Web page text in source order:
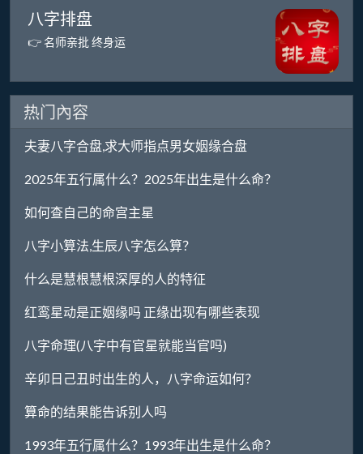
八字排盘
👉 名师亲批 终身运
热门內容
夫妻八字合盘,求大师指点男女姻缘合盘
2025年五行属什么？2025年出生是什么命？
如何查自己的命宫主星
八字小算法,生辰八字怎么算？
什么是慧根慧根深厚的人的特征
红鸾星动是正姻缘吗 正缘出现有哪些表现
八字命理(八字中有官星就能当官吗)
辛卯日己丑时出生的人，八字命运如何？
算命的结果能告诉别人吗
1993年五行属什么？1993年出生是什么命？